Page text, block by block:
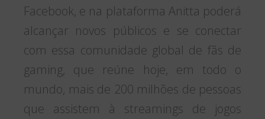
Facebook, e na plataforma Anitta poderá
alcançar novos públicos e se conectar
com essa comunidade global de fãs de
gaming, que reúne hoje, em todo o
mundo, mais de 200 milhões de pessoas
que assistem à streamings de jogos